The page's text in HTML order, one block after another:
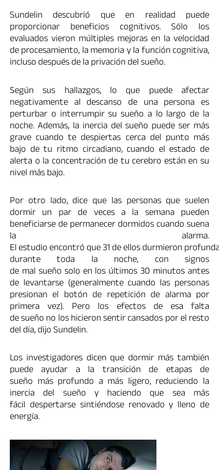
Sundelin descubrió que en realidad puede
proporcionar beneficios cognitivos. Sólo los
evaluados vieron múltiples mejoras en la velocidad
de procesamiento, la memoria y la función cognitiva,
incluso después de la privación del sueño.
Según sus hallazgos, lo que puede afectar
negativamente al descanso de una persona es
perturbar o interrumpir su sueño a lo largo de la
noche. Además, la inercia del sueño puede ser más
grave cuando te despiertas cerca del punto más
bajo de tu ritmo circadiano, cuando el estado de
alerta o la concentración de tu cerebro están en su
nivel más bajo.
Por otro lado, dice que las personas que suelen
dormir un par de veces a la semana pueden
beneficiarse de permanecer dormidos cuando suena
la alarma.
El estudio encontró que 31 de ellos durmieron
durante toda la noche, con signos
de mal sueño solo en los últimos 30 minutos antes
de levantarse (generalmente cuando las personas
presionan el botón de repetición de alarma por
primera vez). Pero los efectos de esa falta
de sueño no los hicieron sentir cansados ​​por el resto
del día, dijo Sundelin.
Los investigadores dicen que dormir más también
puede ayudar a la transición de etapas de
sueño más profundo a más ligero, reduciendo la
inercia del sueño y haciendo que sea más
fácil despertarse sintiéndose renovado y lleno de
energía.